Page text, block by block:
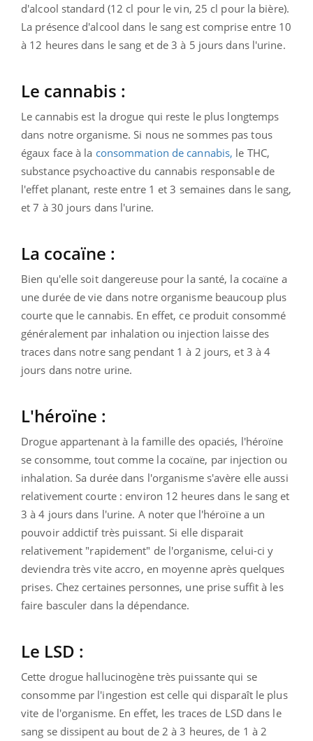
d'alcool standard (12 cl pour le vin, 25 cl pour la bière).
La présence d'alcool dans le sang est comprise entre 10
à 12 heures dans le sang et de 3 à 5 jours dans l'urine.
Le cannabis :
Le cannabis est la drogue qui reste le plus longtemps
dans notre organisme. Si nous ne sommes pas tous
égaux face à la consommation de cannabis, le THC,
substance psychoactive du cannabis responsable de
l'effet planant, reste entre 1 et 3 semaines dans le sang,
et 7 à 30 jours dans l'urine.
La cocaïne :
Bien qu'elle soit dangereuse pour la santé, la cocaïne a
une durée de vie dans notre organisme beaucoup plus
courte que le cannabis. En effet, ce produit consommé
généralement par inhalation ou injection laisse des
traces dans notre sang pendant 1 à 2 jours, et 3 à 4
jours dans notre urine.
L'héroïne :
Drogue appartenant à la famille des opaciés, l'héroïne
se consomme, tout comme la cocaïne, par injection ou
inhalation. Sa durée dans l'organisme s'avère elle aussi
relativement courte : environ 12 heures dans le sang et
3 à 4 jours dans l'urine. A noter que l'héroïne a un
pouvoir addictif très puissant. Si elle disparait
relativement "rapidement" de l'organisme, celui-ci y
deviendra très vite accro, en moyenne après quelques
prises. Chez certaines personnes, une prise suffit à les
faire basculer dans la dépendance.
Le LSD :
Cette drogue hallucinogène très puissante qui se
consomme par l'ingestion est celle qui disparaît le plus
vite de l'organisme. En effet, les traces de LSD dans le
sang se dissipent au bout de 2 à 3 heures, de 1 à 2